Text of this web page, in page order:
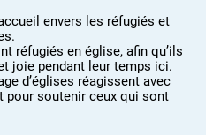
envers les réfugiés et
réfugiés en église, afin qu’ils
joie pendant leur temps ici.
d’églises réagissent avec
pour soutenir ceux qui sont